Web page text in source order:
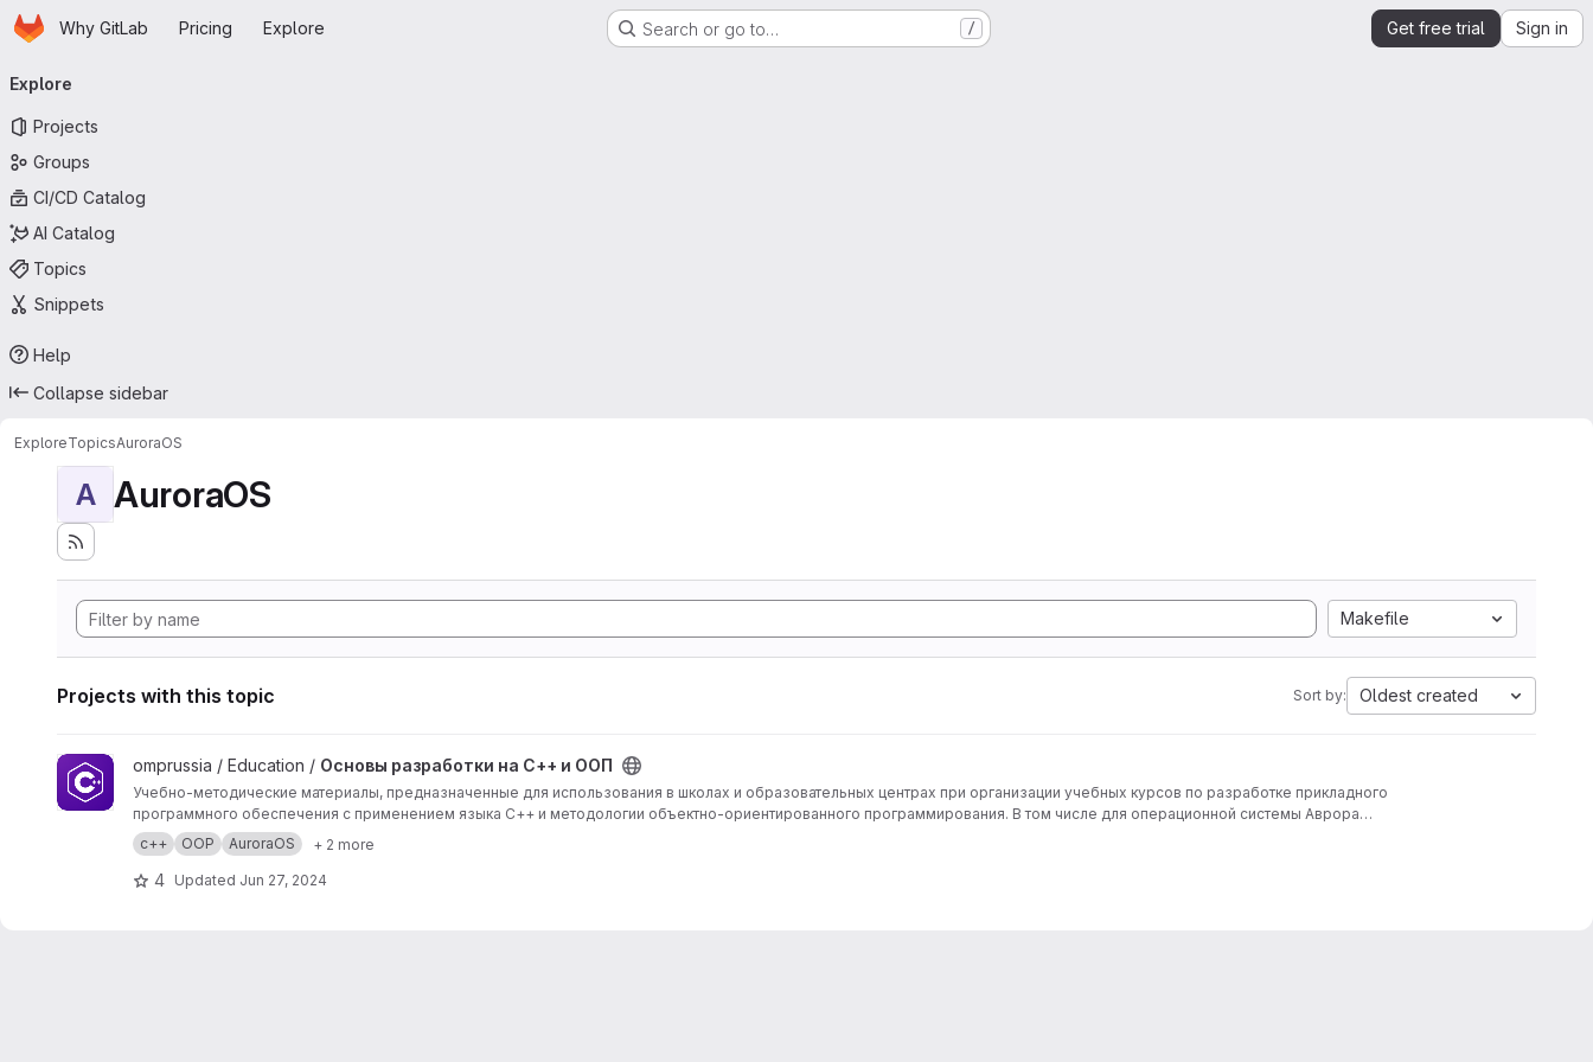
Skip to main content
HomepageWhy GitLab Pricing Explore Search or go to… / Get free trial Sign in
navigation
Explore
Projects
Groups
CI/CD Catalog
AI Catalog
Topics
Snippets
Help
Collapse sidebar
ExploreTopicsAuroraOS
A AuroraOS
Makefile
Projects with this topic Sort by: Oldest created
View Основы разработки на C++ и ООП project
omprussia / Education / Основы разработки на C++ и ООП
Учебно-методические материалы, предназначенные для использования в школах и образовательных центрах при организации учебных курсов по разработке прикладного
программного обеспечения с применением языка C++ и методологии объектно-ориентированного программирования. В том числе для операционной системы Аврора
и дистрибутивов Linux.
с++ OOP AuroraOS + 2 more
4 Updated Jun 27, 2024